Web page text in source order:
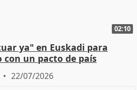
02:10
ya" en Euskadi para
un pacto de país
22/07/2026